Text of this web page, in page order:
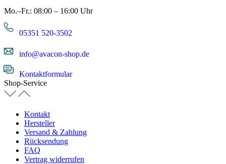
Mo.–Fr.: 08:00 – 16:00 Uhr
05351 520-3502
info@avacon-shop.de
Kontaktformular
Shop-Service
Kontakt
Hersteller
Versand & Zahlung
Rücksendung
FAQ
Vertrag widerrufen